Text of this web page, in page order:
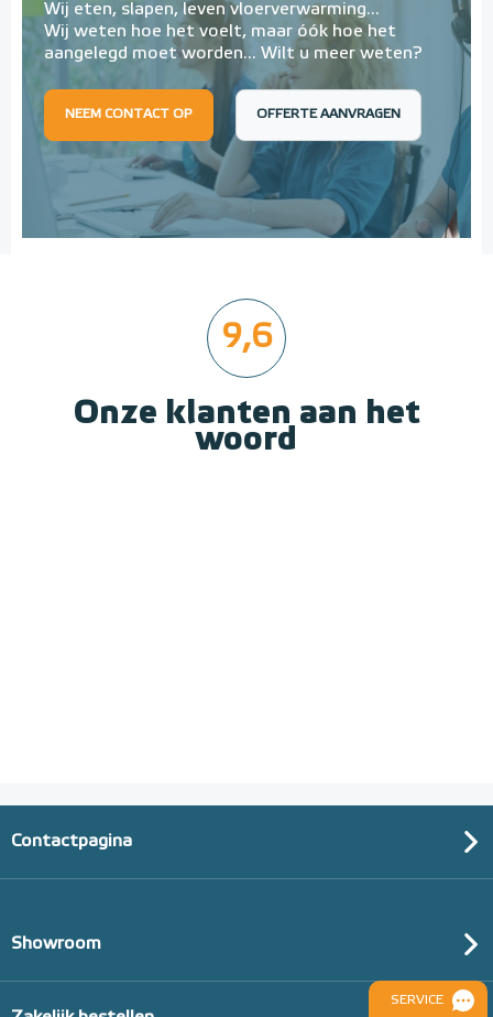
Wij eten, slapen, leven vloerverwarming...
Wij weten hoe het voelt, maar óók hoe het
aangelegd moet worden... Wilt u meer weten?
NEEM CONTACT OP OFFERTE AANVRAGEN
9,6
Onze klanten aan het
woord
Contactpagina
Showroom
SERVICE